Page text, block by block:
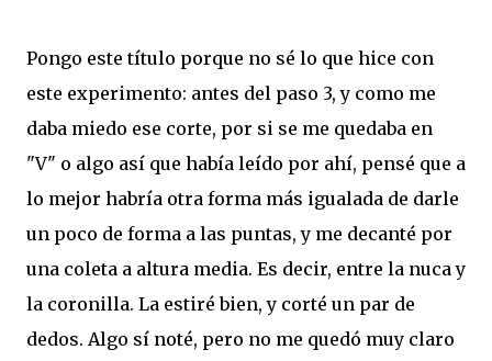
Pongo este título porque no sé lo que hice con
este experimento: antes del paso 3, y como me
daba miedo ese corte, por si se me quedaba en
"V" o algo así que había leído por ahí, pensé que a
lo mejor habría otra forma más igualada de darle
un poco de forma a las puntas, y me decanté por
una coleta a altura media. Es decir, entre la nuca y
la coronilla. La estiré bien, y corté un par de
dedos. Algo sí noté, pero no me quedó muy claro